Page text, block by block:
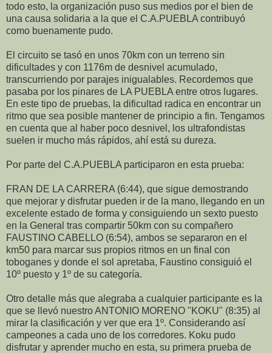
todo esto, la organización puso sus medios por el bien de
una causa solidaria a la que el C.A.PUEBLA contribuyó
como buenamente pudo.
El circuito se tasó en unos 70km con un terreno sin
dificultades y con 1176m de desnivel acumulado,
transcurriendo por parajes inigualables. Recordemos que
pasaba por los pinares de LA PUEBLA entre otros lugares.
En este tipo de pruebas, la dificultad radica en encontrar un
ritmo que sea posible mantener de principio a fin. Tengamos
en cuenta que al haber poco desnivel, los ultrafondistas
suelen ir mucho más rápidos, ahí está su dureza.
Por parte del C.A.PUEBLA participaron en esta prueba:
FRAN DE LA CARRERA (6:44), que sigue demostrando
que mejorar y disfrutar pueden ir de la mano, llegando en un
excelente estado de forma y consiguiendo un sexto puesto
en la General tras compartir 50km con su compañero
FAUSTINO CABELLO (6:54), ambos se separaron en el
km50 para marcar sus propios ritmos en un final con
toboganes y donde el sol apretaba, Faustino consiguió el
10º puesto y 1º de su categoría.
Otro detalle más que alegraba a cualquier participante es la
que se llevó nuestro ANTONIO MORENO "KOKU" (8:35) al
mirar la clasificación y ver que era 1º. Considerando así
campeones a cada uno de los corredores. Koku pudo
disfrutar y aprender mucho en esta, su primera prueba de